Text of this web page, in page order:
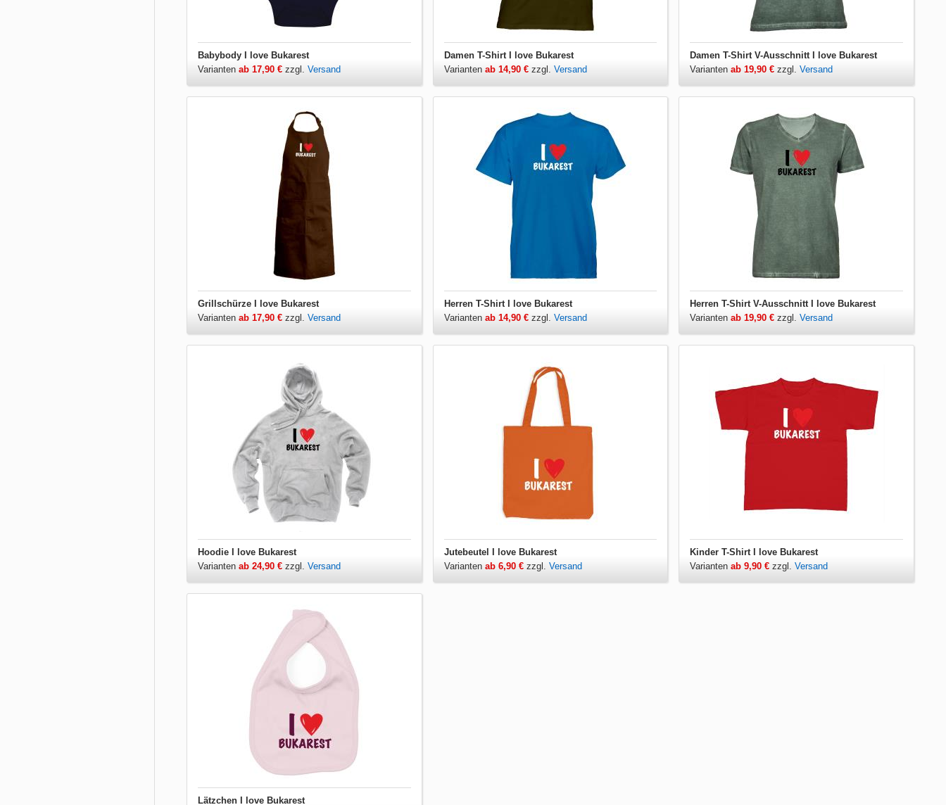
Babybody I love Bukarest
Varianten ab 17,90 € zzgl. Versand
Damen T-Shirt I love Bukarest
Varianten ab 14,90 €zzgl. Versand
Damen T-Shirt V-Ausschnitt I love Bukarest
Variantenab 19,90 € zzgl.Versand
Grillschürze I love Bukarest
Varianten ab 17,90 € zzgl. Versand
Herren T-Shirt I love Bukarest
Varianten ab 14,90 €zzgl. Versand
Herren T-Shirt V-Ausschnitt I love Bukarest
Variantenab 19,90 € zzgl.Versand
Hoodie I love Bukarest
Varianten ab 24,90 € zzgl. Versand
Jutebeutel I love Bukarest
Varianten ab 6,90 €zzgl. Versand
Kinder T-Shirt I love Bukarest
Variantenab 9,90 € zzgl.Versand
Lätzchen I love Bukarest